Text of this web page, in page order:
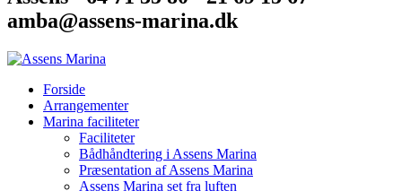
amba@assens-marina.dk
Forside
Arrangementer
Marina faciliteter
Faciliteter
Bådhåndtering i Assens Marina
Præsentation af Assens Marina
Assens Marina set fra luften